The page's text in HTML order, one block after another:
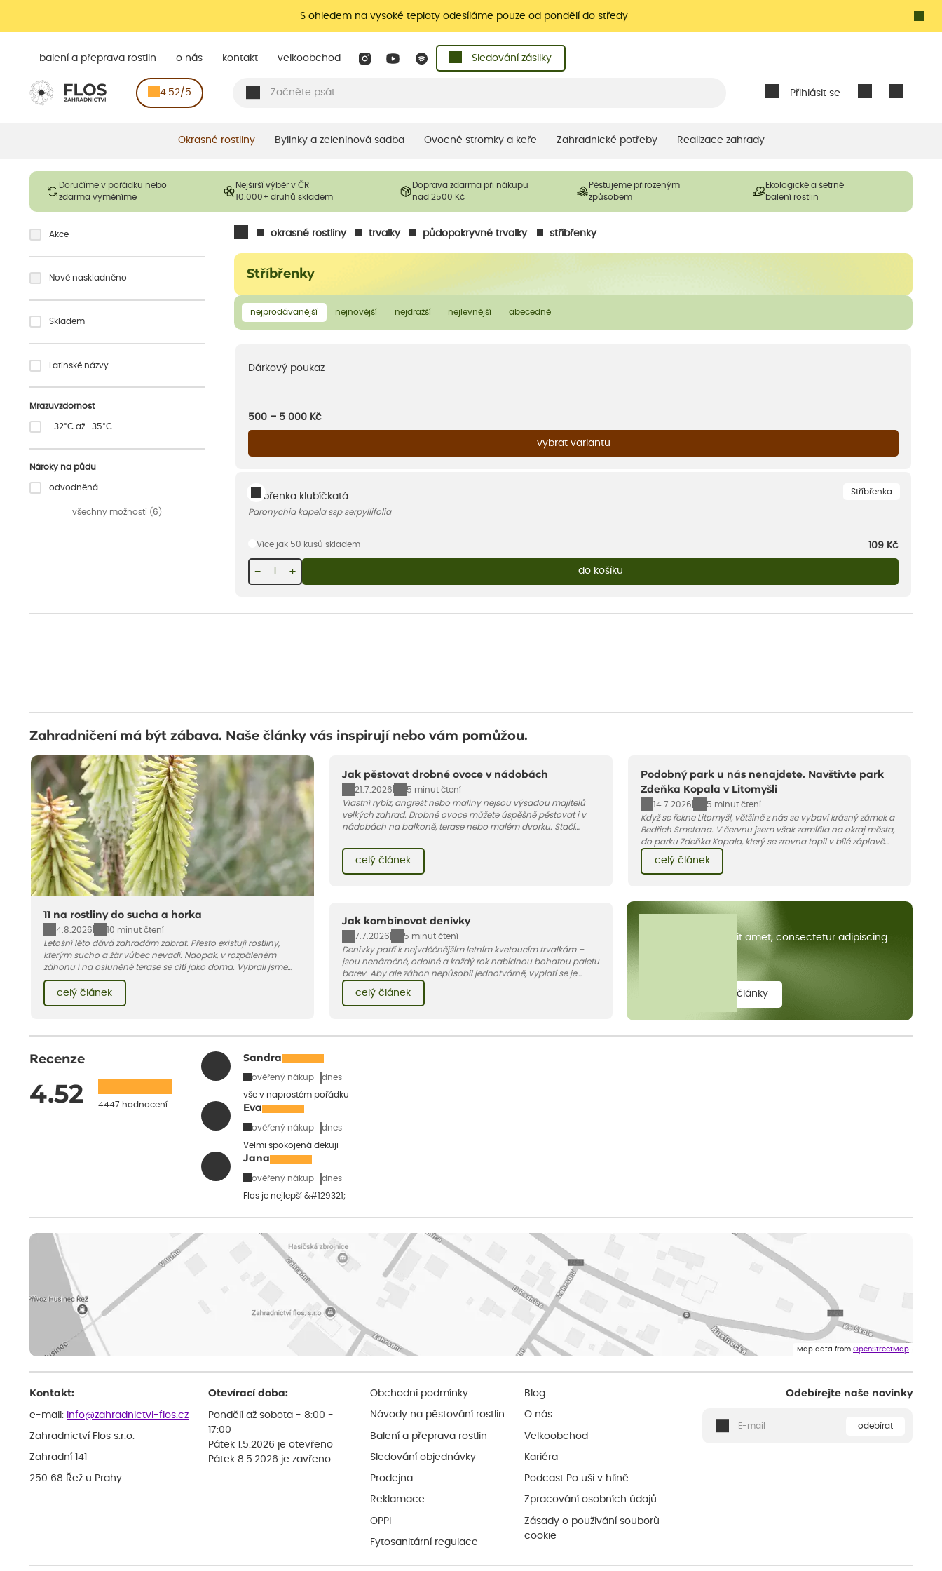
S ohledem na vysoké teploty odesíláme pouze od pondělí do středy
Přihlásit se
balení a přeprava rostlin o nás kontakt velkoobchod Sledování zásilky
4.52/5
Okrasné rostliny Bylinky a zeleninová sadba Ovocné stromky a keře Zahradnické potřeby Realizace zahrady
Doručíme v pořádku nebo
zdarma vyměníme
Nejširší výběr v ČR
10.000+ druhů skladem
Doprava zdarma při nákupu
nad 2500 Kč
Pěstujeme přirozeným
způsobem
Ekologické a šetrné
balení rostlin
okrasné rostliny trvalky půdopokryvné trvalky stříbřenky
Stříbřenky
nejprodávanější nejnovější nejdražší nejlevnější abecedně
Akce
Nově naskladněno
Skladem
Latinské názvy
Mrazuvzdornost
-32°C až -35°C
Nároky na půdu
odvodněná
všechny možnosti (6)
Dárkový poukaz
500 – 5 000 Kč
vybrat variantu
Stříbřenka
Stříbřenka klubíčkatá
Paronychia kapela ssp serpyllifolia
Více jak 50 kusů skladem 109 Kč
+
− do košíku
Zahradničení má být zábava. Naše články vás inspirují nebo vám pomůžou.
11 na rostliny do sucha a horka
4.8.2026
10 minut čtení
Letošní léto dává zahradám zabrat. Přesto existují rostliny,
kterým sucho a žár vůbec nevadí. Naopak, v rozpáleném
záhonu i na osluněné terase se cítí jako doma. Vybrali jsme
pro vás 11 tipů na odolné druhy, které zvládnou horké a suché
léto bez pravidelné zálivky. Pojďme se podívat, které to jsou.
celý článek
Jak pěstovat drobné ovoce v nádobách
21.7.2026
5 minut čtení
Vlastní rybíz, angrešt nebo maliny nejsou výsadou majitelů
velkých zahrad. Drobné ovoce můžete úspěšně pěstovat i v
nádobách na balkoně, terase nebo malém dvorku. Stačí
pár základních pravidel. V tomto článku vám poradíme, jak na
celý článek
Podobný park u nás nenajdete. Navštivte park
Zdeňka Kopala v Litomyšli
14.7.2026
5 minut čtení
Když se řekne Litomyšl, většině z nás se vybaví krásný zámek a
Bedřich Smetana. V červnu jsem však zamířila na okraj města,
do parku Zdeňka Kopala, který se zrovna topil v bílé záplavě
kvetoucích kopretin. Fotky řeknou víc než slova, přidávám k
nim pár řádků o tom, jak tento jedinečný kus krajiny vznikl.
celý článek
Jak kombinovat denivky
7.7.2026
5 minut čtení
Denivky patří k nejvděčnějším letním kvetoucím trvalkám –
jsou nenáročné, odolné a každý rok nabídnou bohatou paletu
barev. Aby ale záhon nepůsobil jednotvárně, vyplatí se je
jakými trvalkami a travinami denivky nejlépe ladí.
celý článek
Lorem ipsum dolor sit amet, consectetur adipiscing
zobrazit všechny články
Recenze
4.52 4447 hodnocení
Sandra
ověřený nákup dnes
vše v naprostém pořádku
Eva
ověřený nákup dnes
Velmi spokojená dekuji
Jana
ověřený nákup dnes
Flos je nejlepší &#129321;
Map data from OpenStreetMap
Kontakt:
e-mail: info@zahradnictvi-flos.cz
Zahradnictví Flos s.r.o.
Zahradní 141
250 68 Řež u Prahy
Otevírací doba:
Pondělí až sobota - 8:00 -
17:00
Pátek 1.5.2026 je otevřeno
Pátek 8.5.2026 je zavřeno
Obchodní podmínky
Návody na pěstování rostlin
Balení a přeprava rostlin
Sledování objednávky
Prodejna
Reklamace
OPPI
Fytosanitární regulace
Blog
O nás
Velkoobchod
Kariéra
Podcast Po uši v hlíně
Zpracování osobních údajů
Zásady o používání souborů
cookie
Odebírejte naše novinky
odebírat